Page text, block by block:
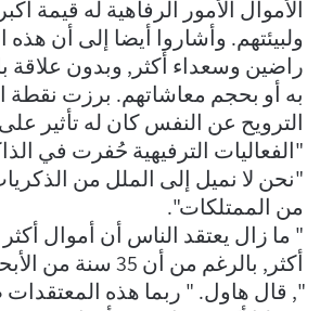
الأموال ألأمور الرفاهية له قيمة
ولبيئتهم. وأشاروا أيضا إلى أن هذه
راضين وسعداء أكثر, وبدون علاقة
به أو بحجم معاشاتهم. برزت نقطة
الترويح عن النفس كان له تأثير
"الفعاليات الترفيهية حُفرت في
"نحن لا نميل إلى الملل من
من الممتلكات".
" ما زال يعتقد الناس أن أموال
أكثر, بالرغم من أن
", قال هاول. " ربما هذه